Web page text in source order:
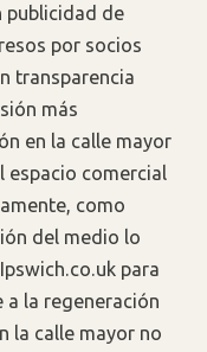
publicidad de
por socios
transparencia
más
en la calle mayor
espacio comercial
como
del medio lo
para
la regeneración
la calle mayor no